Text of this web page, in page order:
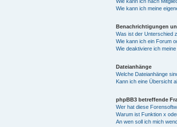
Wie kann ich meine
Benachrichtigungen
Was ist der Unterschied
Wie kann ich ein Forum
Wie deaktiviere ich
Dateianhänge
Welche Dateianhänge
Kann ich eine Übersicht
phpBB3 betreffende
Wer hat diese
Warum ist Funktion x
An wen soll ich mich